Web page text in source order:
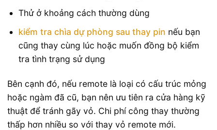
Thử ở khoảng cách thường dùng
kiểm tra chìa dự phòng sau thay pin nếu bạn
cũng thay cùng lúc hoặc muốn đồng bộ kiểm
tra tình trạng sử dụng
Bên cạnh đó, nếu remote là loại có cấu trúc mỏng
hoặc ngàm đã cũ, bạn nên ưu tiên ra cửa hàng kỹ
thuật để tránh gãy vỏ. Chi phí công thay thường
thấp hơn nhiều so với thay vỏ remote mới.